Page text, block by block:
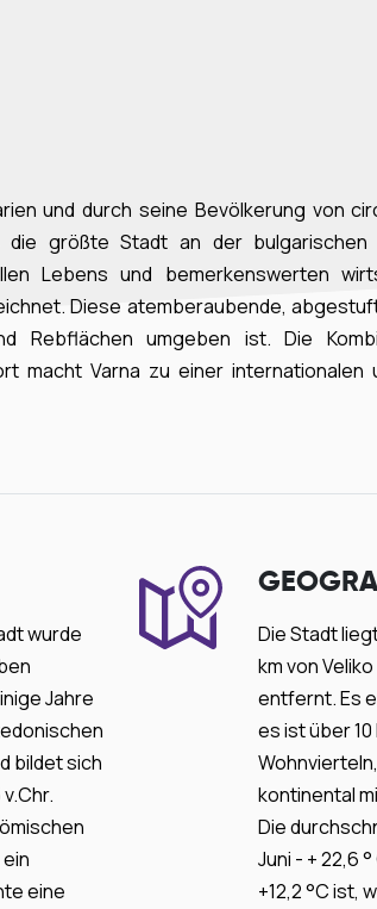
und durch seine Bevölkerung von
größte Stadt an der bulgarischen
Lebens und bemerkenswerten
Diese atemberaubende,
Rebflächen umgeben ist. Die
macht Varna zu einer
wurde
Jahre
bildet sich
eine
Die Stadt
km von
entfernt. Es
es ist über
kontinental
Die
Juni - + 22,6
+12,2 °С ist,